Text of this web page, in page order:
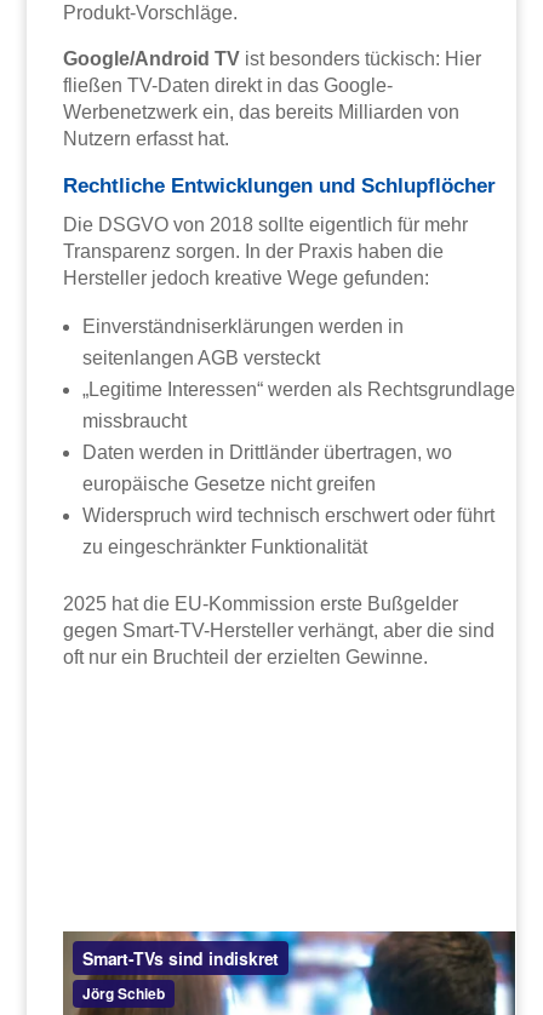
Produkt-Vorschläge.
Google/Android TV ist besonders tückisch: Hier
fließen TV-Daten direkt in das Google-
Werbenetzwerk ein, das bereits Milliarden von
Nutzern erfasst hat.
Rechtliche Entwicklungen und Schlupflöcher
Die DSGVO von 2018 sollte eigentlich für mehr
Transparenz sorgen. In der Praxis haben die
Hersteller jedoch kreative Wege gefunden:
Einverständniserklärungen werden in
seitenlangen AGB versteckt
„Legitime Interessen“ werden als Rechtsgrundlage
missbraucht
Daten werden in Drittländer übertragen, wo
europäische Gesetze nicht greifen
Widerspruch wird technisch erschwert oder führt
zu eingeschränkter Funktionalität
2025 hat die EU-Kommission erste Bußgelder
gegen Smart-TV-Hersteller verhängt, aber die sind
oft nur ein Bruchteil der erzielten Gewinne.